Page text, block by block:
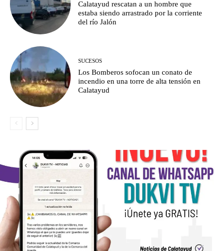
Calatayud rescatan a un hombre que
estaba siendo arrastrado por la corriente
del río Jalón
SUCESOS
Los Bomberos sofocan un conato de
incendio en una torre de alta tensión en
Calatayud